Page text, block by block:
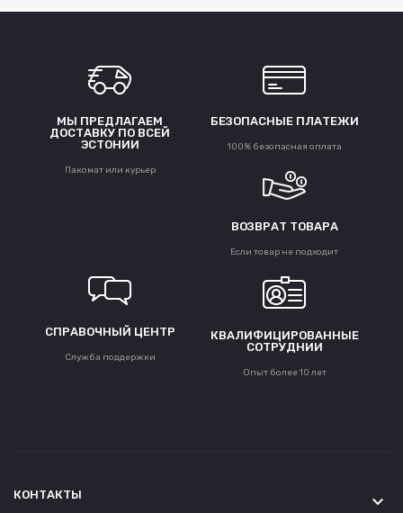
МЫ ПРЕДЛАГАЕМ
ДОСТАВКУ ПО ВСЕЙ
ЭСТОНИИ
Пакомат или курьер
БЕЗОПАСНЫЕ ПЛАТЕЖИ
100% безопасная оплата
ВОЗВРАТ ТОВАРА
Если товар не подходит
СПРАВОЧНЫЙ ЦЕНТР
Служба поддержки
КВАЛИФИЦИРОВАННЫЕ
СОТРУДНИИ
Опыт более 10 лет
КОНТАКТЫ keyboard_arrow_down